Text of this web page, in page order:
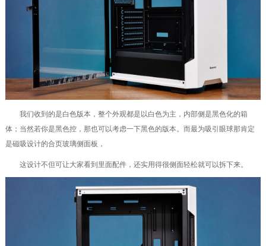
我们收到的是白色版本，整个外观都是以白色为主，内部侧是黑色化的箱
体；当然若你是黑色控，那也可以考虑一下黑色的版本。而最为吸引眼球那肯定
是磁吸设计的合页玻璃侧面板，
这设计不但可让大家看到里面配件，还实用得很侧面轻松就可以拆下来。